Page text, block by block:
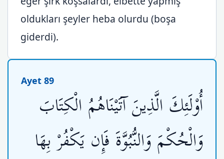
oldukları şeyler heba olurdu (boşa
giderdi).
Ayet 89
أُوْلَئِكَ الَّذِينَ آتَيْنَاهُمُ الْكِتَابَ
وَالْحُكْمَ وَالنُّبُوَّةَ فَإِن يَكْفُرْ بِهَا